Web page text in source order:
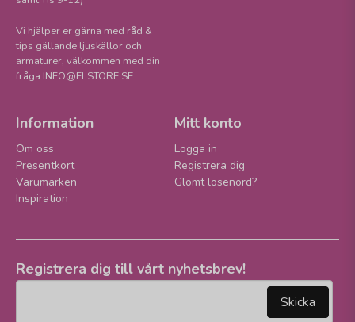
Vi hjälper er gärna med råd &
tips gällande ljuskällor och
armaturer, välkommen med din
fråga INFO@ELSTORE.SE
Information
Om oss
Presentkort
Varumärken
Inspiration
Mitt konto
Logga in
Registrera dig
Glömt lösenord?
Registrera dig till vårt nyhetsbrev!
Skicka